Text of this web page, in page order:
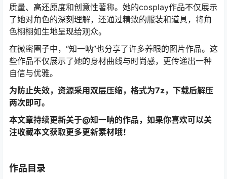
质量、高还原度和创意性著称。她的cosplay作品不仅展示
了她对角色的深刻理解，还通过精致的服装和道具，将角
色栩栩如生地呈现给观众。
在微密圈子中，“知一呐”也分享了许多养眼的图片作品。这
些作品不仅展示了她的身材曲线与时尚感，更传递出一种
自信与优雅。
为防止失效，资源采用双层压缩，格式为7z，下载后解压
两次即可。
本文章持续更新关于@知一呐的作品，如果你喜欢可以关
注收藏本文获取更多更新素材哦！
作品目录